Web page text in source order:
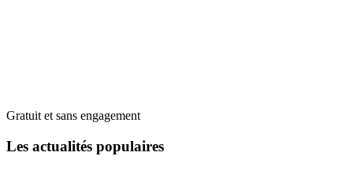
Gratuit et sans engagement
Les actualités populaires